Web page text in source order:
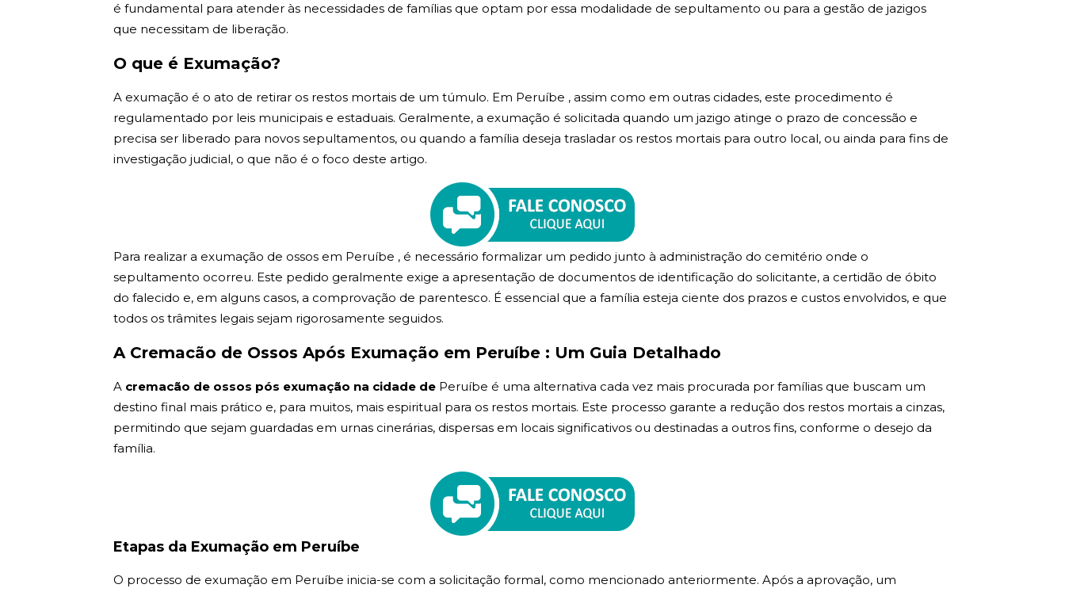
é fundamental para atender às necessidades de famílias que optam por essa modalidade de sepultamento ou para a gestão de jazigos
que necessitam de liberação.
O que é Exumação?
A exumação é o ato de retirar os restos mortais de um túmulo. Em Peruíbe , assim como em outras cidades, este procedimento é
regulamentado por leis municipais e estaduais. Geralmente, a exumação é solicitada quando um jazigo atinge o prazo de concessão e
precisa ser liberado para novos sepultamentos, ou quando a família deseja trasladar os restos mortais para outro local, ou ainda para fins de
investigação judicial, o que não é o foco deste artigo.
Para realizar a exumação de ossos em Peruíbe , é necessário formalizar um pedido junto à administração do cemitério onde o
sepultamento ocorreu. Este pedido geralmente exige a apresentação de documentos de identificação do solicitante, a certidão de óbito
do falecido e, em alguns casos, a comprovação de parentesco. É essencial que a família esteja ciente dos prazos e custos envolvidos, e que
todos os trâmites legais sejam rigorosamente seguidos.
A Cremacão de Ossos Após Exumação em Peruíbe : Um Guia Detalhado
A cremacão de ossos pós exumação na cidade de Peruíbe é uma alternativa cada vez mais procurada por famílias que buscam um
destino final mais prático e, para muitos, mais espiritual para os restos mortais. Este processo garante a redução dos restos mortais a cinzas,
permitindo que sejam guardadas em urnas cinerárias, dispersas em locais significativos ou destinadas a outros fins, conforme o desejo da
família.
Etapas da Exumação em Peruíbe
O processo de exumação em Peruíbe inicia-se com a solicitação formal, como mencionado anteriormente. Após a aprovação, um